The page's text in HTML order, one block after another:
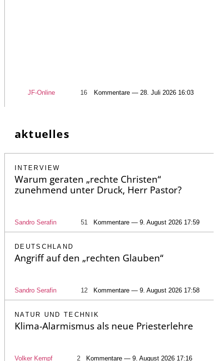
JF-Online 16 Kommentare — 28. Juli 2026 16:03
aktuelles
INTERVIEW
Warum geraten „rechte Christen“
zunehmend unter Druck, Herr Pastor?
Sandro Serafin 51 Kommentare — 9. August 2026 17:59
DEUTSCHLAND
Angriff auf den „rechten Glauben“
Sandro Serafin 12 Kommentare — 9. August 2026 17:58
NATUR UND TECHNIK
Klima-Alarmismus als neue Priesterlehre
Volker Kempf 2 Kommentare — 9. August 2026 17:16